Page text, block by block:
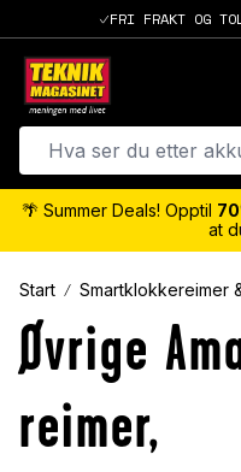
FRI FRAKT OG
🌴 Summer Deals! Opptil
at
Start Smartklokkereimer
Øvrige
reimer,